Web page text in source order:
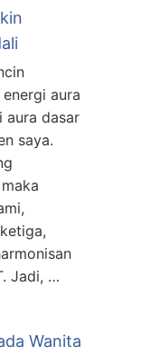
aura
aura dasar
saya.
Jadi, …
Wanita